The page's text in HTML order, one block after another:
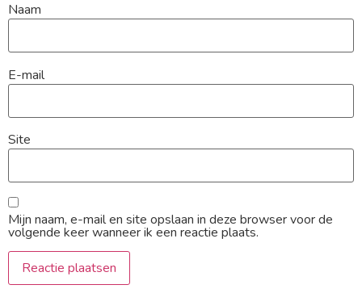
Naam
E-mail
Site
Mijn naam, e-mail en site opslaan in deze browser voor de
volgende keer wanneer ik een reactie plaats.